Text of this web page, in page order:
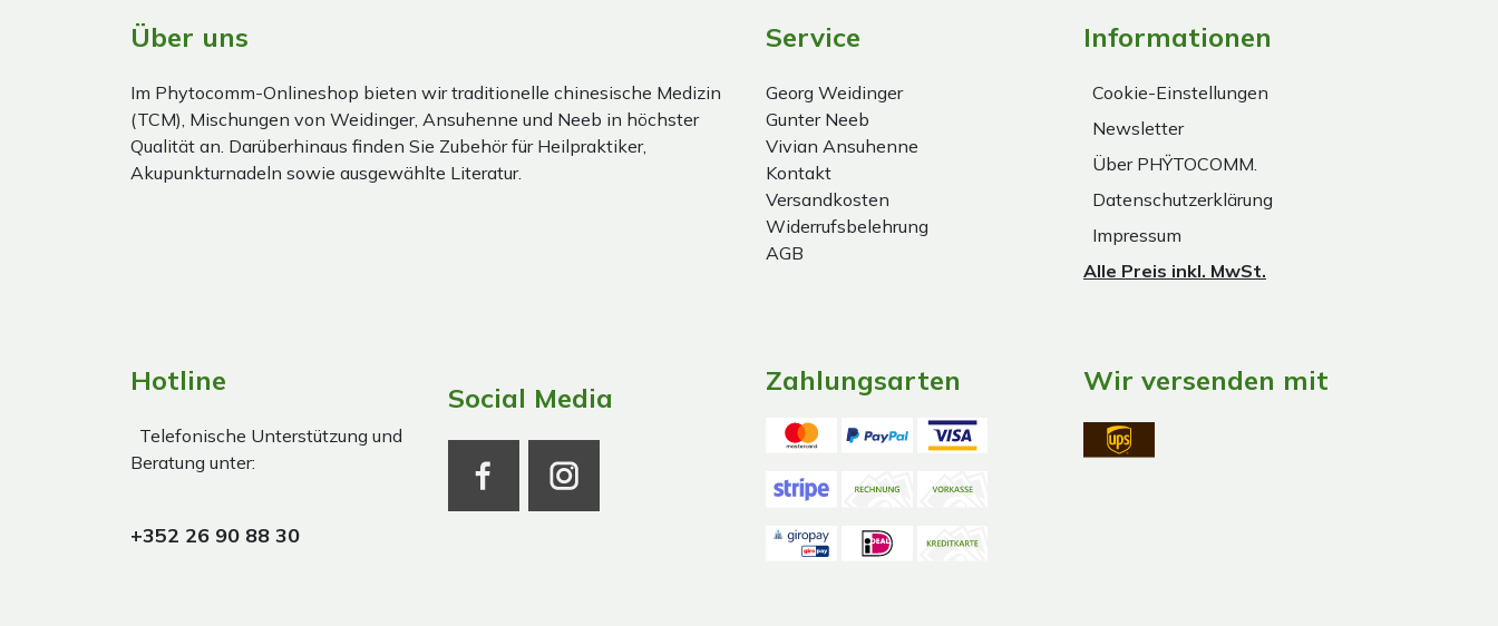
Über uns
Im Phytocomm-Onlineshop bieten wir traditionelle chinesische Medizin
(TCM), Mischungen von Weidinger, Ansuhenne und Neeb in höchster
Qualität an. Darüberhinaus finden Sie Zubehör für Heilpraktiker,
Akupunkturnadeln sowie ausgewählte Literatur.
Service
Georg Weidinger
Gunter Neeb
Vivian Ansuhenne
Kontakt
Versandkosten
Widerrufsbelehrung
AGB
Informationen
Cookie-Einstellungen
Newsletter
Über PHŸTOCOMM.
Datenschutzerklärung
Impressum
Alle Preis inkl. MwSt.
Hotline
Telefonische Unterstützung und
Beratung unter:
+352 26 90 88 30
Social Media
Zahlungsarten Wir versenden mit